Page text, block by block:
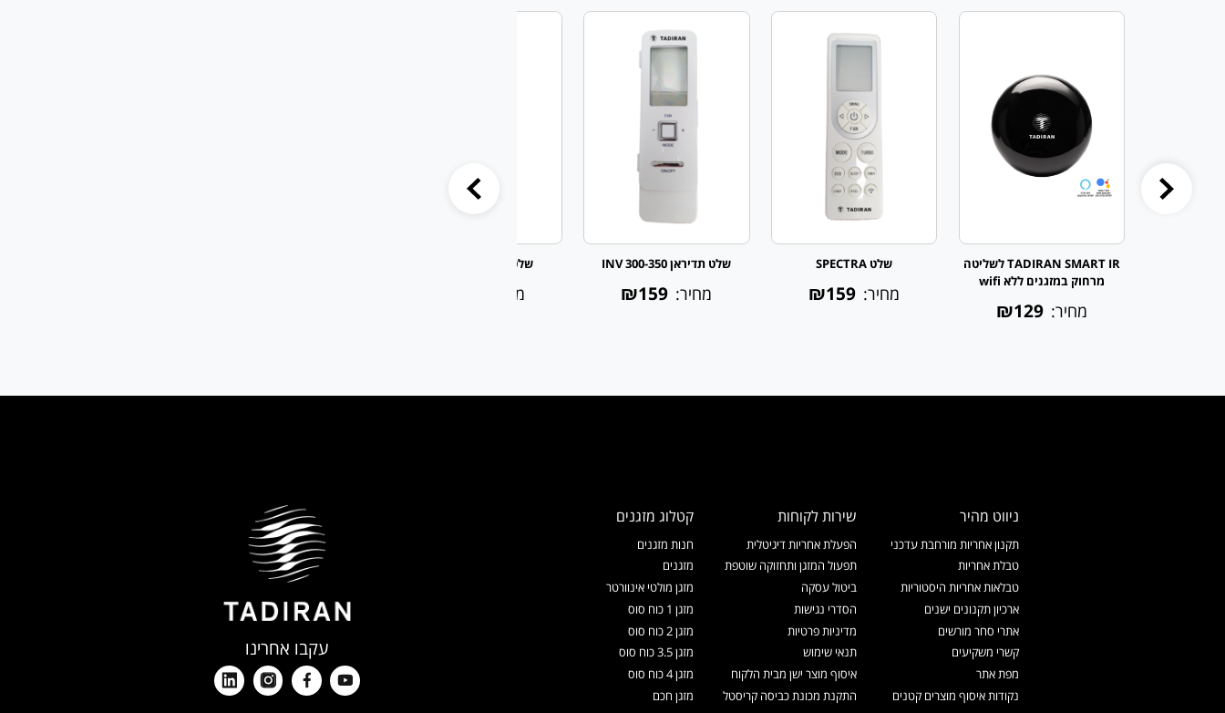
TADIRAN SMART IR לשליטה
מרחוק במזגנים ללא wifi
מחיר: ₪129
שלט SPECTRA
מחיר: ₪159
שלט תדיראן 300-350 INV
מחיר: ₪159
שלט תדיראן TAC 297
מחיר:
ניווט מהיר
תקנון אחריות מורחבת עדכני
טבלת אחריות
טבלאות אחריות היסטוריות
ארכיון תקנונים ישנים
אתרי סחר מורשים
קשרי משקיעים
מפת אתר
נקודות איסוף מוצרים קטנים
שירות לקוחות
הפעלת אחריות דיגיטלית
תפעול המזגן ותחזוקה שוטפת
ביטול עסקה
הסדרי נגישות
מדיניות פרטיות
תנאי שימוש
איסוף מוצר ישן מבית הלקוח
התקנת מכונת כביסה קריסטל
קטלוג מזגנים
חנות מזגנים
מזגנים
מזגן מולטי אינוורטר
מזגן 1 כוח סוס
מזגן 2 כוח סוס
מזגן 3.5 כוח סוס
מזגן 4 כוח סוס
מזגן חכם
עקבו אחרינו